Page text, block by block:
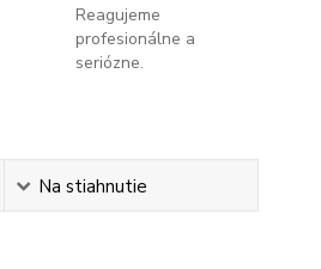
Reagujeme
profesionálne a
seriózne.
Na stiahnutie